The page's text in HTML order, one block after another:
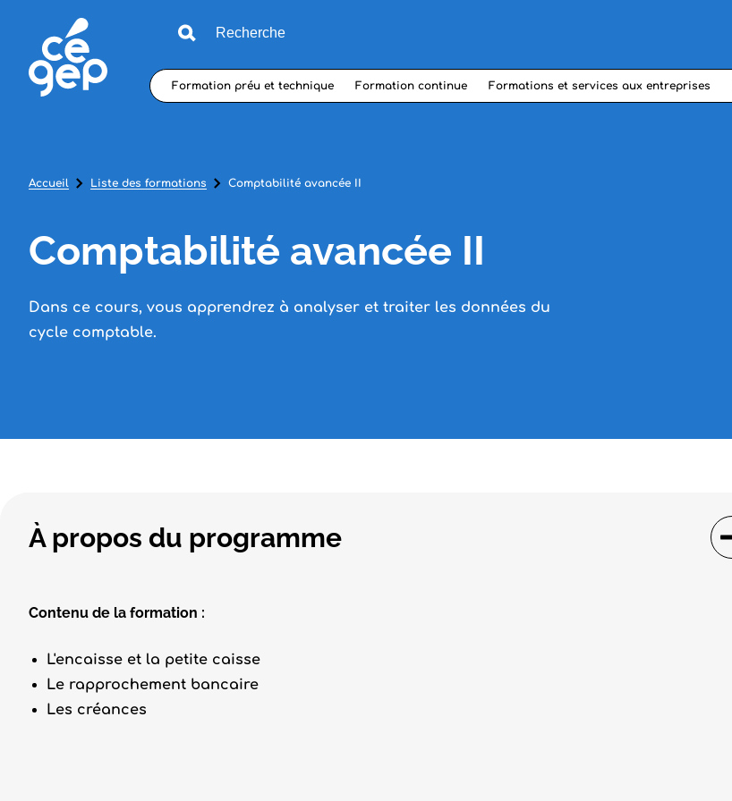
Formation préu et technique Formation continue Formations et services aux entreprises
Accueil Liste des formations Comptabilité avancée II
Comptabilité avancée II
Dans ce cours, vous apprendrez à analyser et traiter les données du
cycle comptable.
À propos du programme
Contenu de la formation :
L'encaisse et la petite caisse
Le rapprochement bancaire
Les créances